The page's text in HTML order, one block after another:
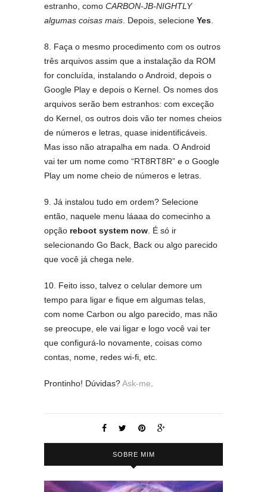
estranho, como CARBON-JB-NIGHTLY
algumas coisas mais . Depois, selecione Yes
8. Faça o mesmo procedimento com os outros
três arquivos assim que a instalação da ROM
for concluída, instalando o Android, depois o
Google Play e depois o Kernel. Os nomes dos
arquivos serão bem estranhos: com exceção
do Kernel, os outros dois vão ter nomes cheios
de números e letras, quase inidentificáveis.
Mas isso não atrapalha em nada. O Android
vai ter um nome como “RT8RT8R” e o Google
Play um nome cheio de números e letras.
9. Já instalou tudo em ordem? Selecione
então, naquele menu láaaa do comecinho a
opção reboot system now . É só ir
selecionando Go Back, Back ou algo parecido
que você já chega nele.
10. Feito isso, talvez o celular demore um
tempo para ligar e fique em algumas telas,
com nome Carbon ou algo parecido, mas não
se preocupe, ele vai ligar e logo você vai ter
que configurá-lo novamente, coisas como
contas, nome, redes wi-fi, etc.
Prontinho! Dúvidas?Ask-me
SOBRE MIM